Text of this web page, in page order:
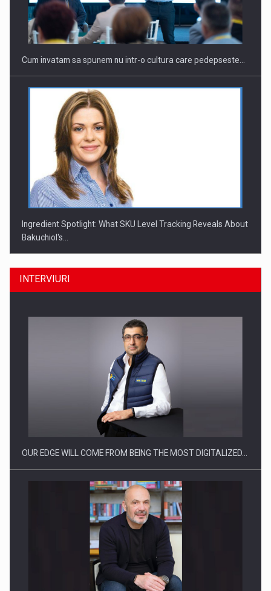
Investitii Digitalizare
Cum invatam sa spunem nu intr-o cultura care pedepseste…
Ingredient Spotlight: What SKU Level Tracking Reveals About
Bakuchiol's…
Producatorii si comerciantii care nu se supun noilor
Proteinmaxxing and the Future of Protein Demand
INTERVIURI
OUR EDGE WILL COME FROM BEING THE MOST DIGITALIZED…